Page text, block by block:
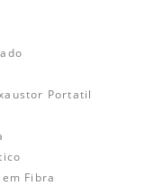
Portatil
Fibra